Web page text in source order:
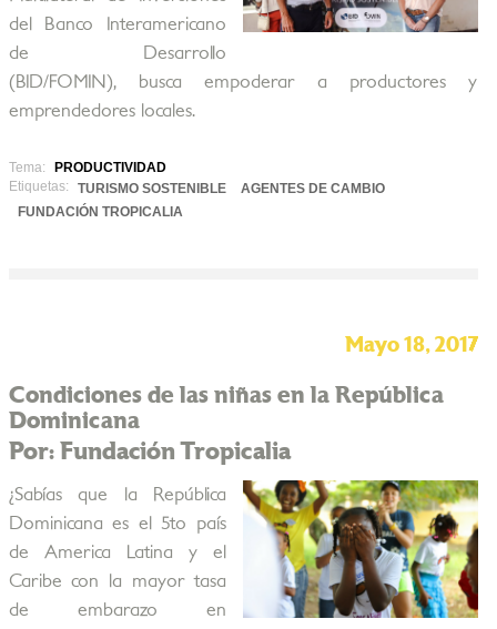
del Banco Interamericano
de Desarrollo
(BID/FOMIN), busca empoderar a productores y
emprendedores locales.
Tema:
PRODUCTIVIDAD
Etiquetas:
TURISMO SOSTENIBLE
AGENTES DE CAMBIO
FUNDACIÓN TROPICALIA
Mayo 18, 2017
Condiciones de las niñas en la República
Dominicana
Por: Fundación Tropicalia
¿Sabías que la República
Dominicana es el 5to país
de America Latina y el
Caribe con la mayor tasa
de embarazo en